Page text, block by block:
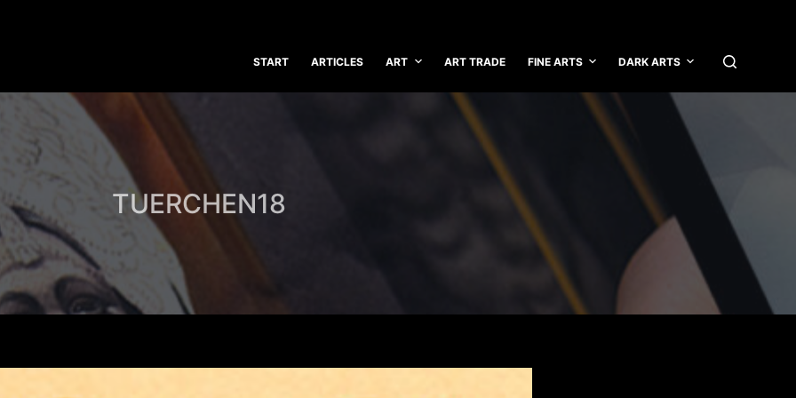
START ARTICLES ART ART TRADE FINE ARTS DARK ARTS
TUERCHEN18